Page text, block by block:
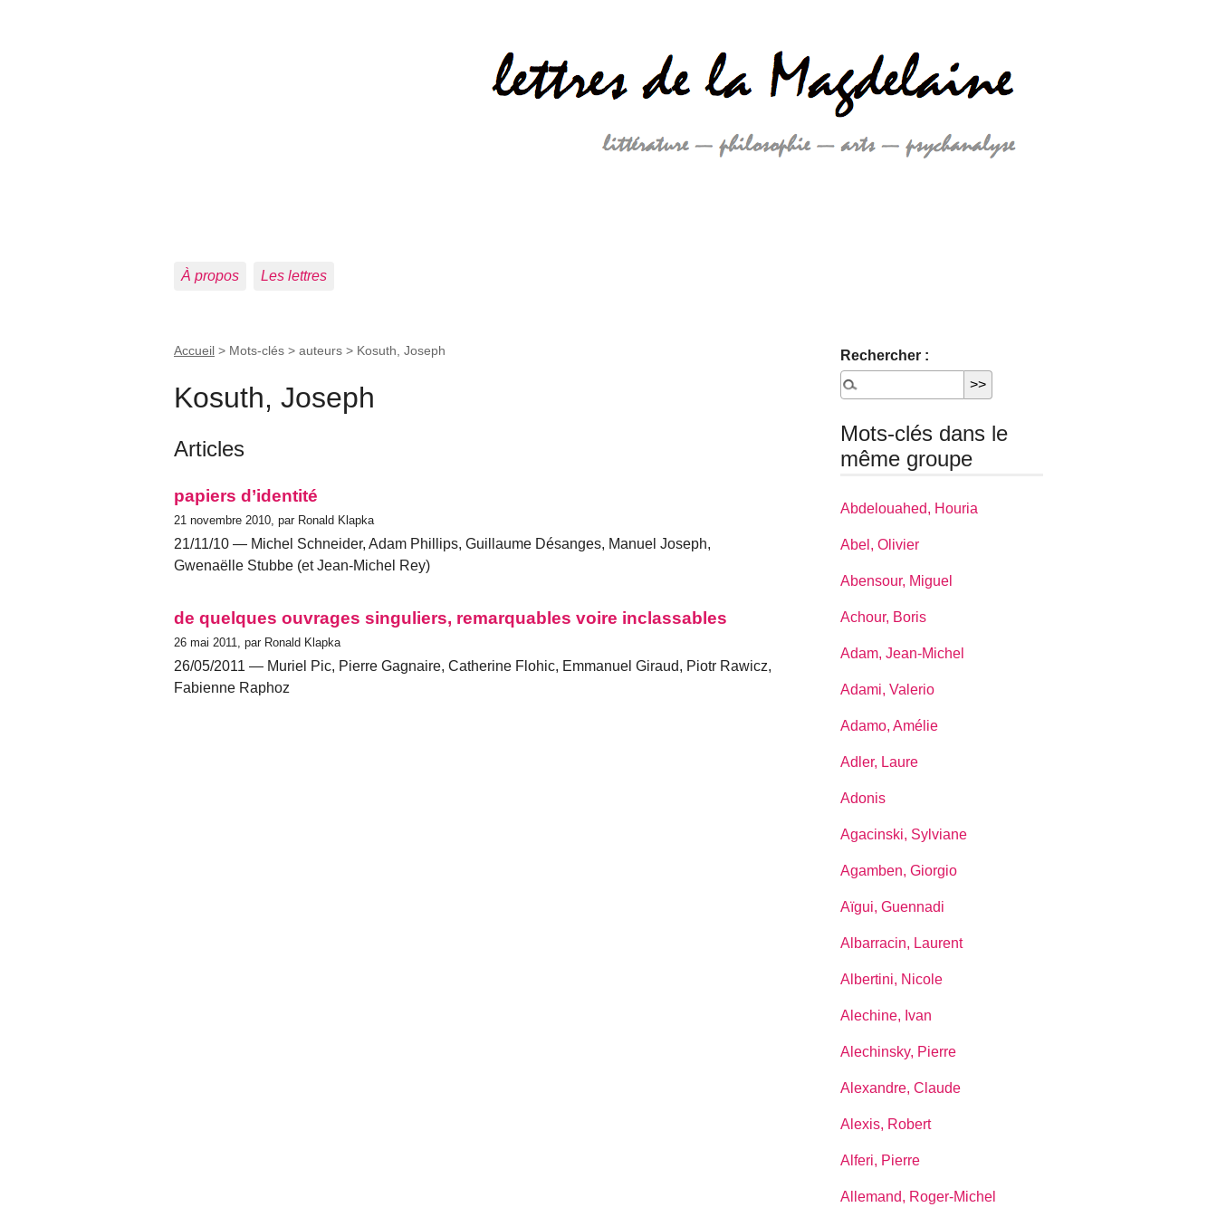
À propos Les lettres
Accueil > Mots-clés > auteurs > Kosuth, Joseph
Kosuth, Joseph
Articles
papiers d’identité
21 novembre 2010, par Ronald Klapka
21/11/10 — Michel Schneider, Adam Phillips, Guillaume Désanges, Manuel Joseph,
Gwenaëlle Stubbe (et Jean-Michel Rey)
de quelques ouvrages singuliers, remarquables voire inclassables
26 mai 2011, par Ronald Klapka
26/05/2011 — Muriel Pic, Pierre Gagnaire, Catherine Flohic, Emmanuel Giraud, Piotr Rawicz,
Fabienne Raphoz
Rechercher :
Mots-clés dans le
même groupe
Abdelouahed, Houria
Abel, Olivier
Abensour, Miguel
Achour, Boris
Adam, Jean-Michel
Adami, Valerio
Adamo, Amélie
Adler, Laure
Adonis
Agacinski, Sylviane
Agamben, Giorgio
Aïgui, Guennadi
Albarracin, Laurent
Albertini, Nicole
Alechine, Ivan
Alechinsky, Pierre
Alexandre, Claude
Alexis, Robert
Alferi, Pierre
Allemand, Roger-Michel